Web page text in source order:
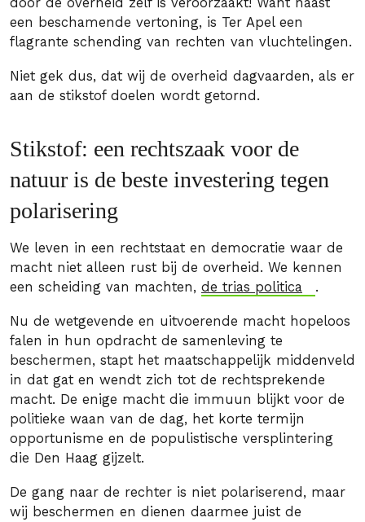
een beschamende vertoning, is Ter Apel een
flagrante schending van rechten van vluchtelingen.
Niet gek dus, dat wij de overheid dagvaarden, als er
aan de stikstof doelen wordt getornd.
Stikstof: een rechtszaak voor de
natuur is de beste investering tegen
polarisering
We leven in een rechtstaat en democratie waar de
macht niet alleen rust bij de overheid. We kennen
een scheiding van machten, de trias politica .
Nu de wetgevende en uitvoerende macht hopeloos
falen in hun opdracht de samenleving te
beschermen, stapt het maatschappelijk middenveld
in dat gat en wendt zich tot de rechtsprekende
macht. De enige macht die immuun blijkt voor de
politieke waan van de dag, het korte termijn
opportunisme en de populistische versplintering
die Den Haag gijzelt.
De gang naar de rechter is niet polariserend, maar
wij beschermen en dienen daarmee juist de